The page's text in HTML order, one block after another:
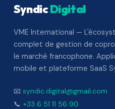
SyndicDigital
VME International —
complet de gestion de
le marché francophone.
mobile et plateforme SaaS
📧 syndic.digital@gmail.com
📞 +33 6 51 11 56 90